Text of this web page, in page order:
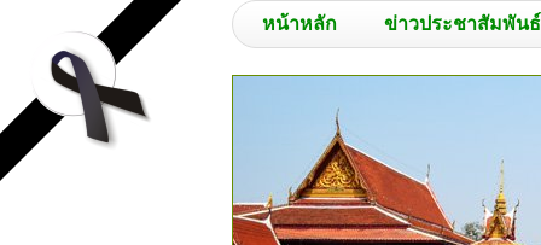
หน้าหลัก ข่าวประชาสัมพันธ์